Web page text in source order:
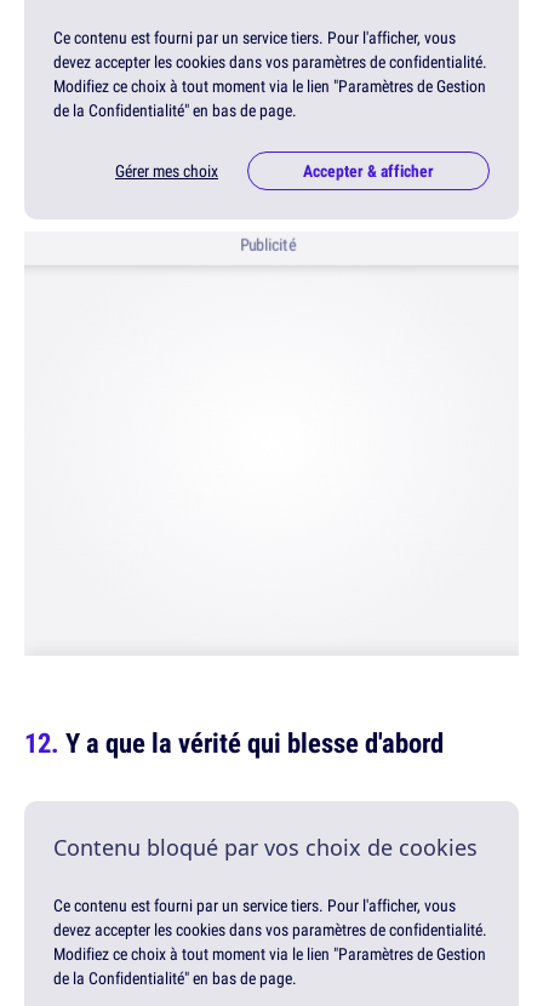
Ce contenu est fourni par un service tiers. Pour l'afficher, vous
devez accepter les cookies dans vos paramètres de confidentialité.
Modifiez ce choix à tout moment via le lien "Paramètres de Gestion
de la Confidentialité" en bas de page.
Gérer mes choix Accepter & afficher
Publicité
Y a que la vérité qui blesse d'abord
Contenu bloqué par vos choix de cookies
Ce contenu est fourni par un service tiers. Pour l'afficher, vous
devez accepter les cookies dans vos paramètres de confidentialité.
Modifiez ce choix à tout moment via le lien "Paramètres de Gestion
de la Confidentialité" en bas de page.